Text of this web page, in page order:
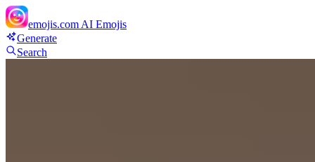
emojis.com AI Emojis
Generate
Search